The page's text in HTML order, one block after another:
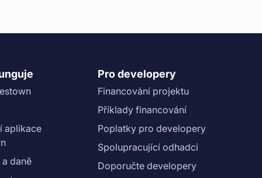
aplikace
daně
Pro developery
Financování projektu
Příklady financování
Poplatky pro developery
Spolupracující odhadci
Doporučte developery